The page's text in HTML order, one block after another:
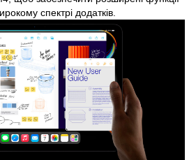
спектрі додатків.